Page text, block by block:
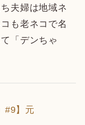
夫婦は地域ネ
も老ネコで名
「デンちゃ
#9】元